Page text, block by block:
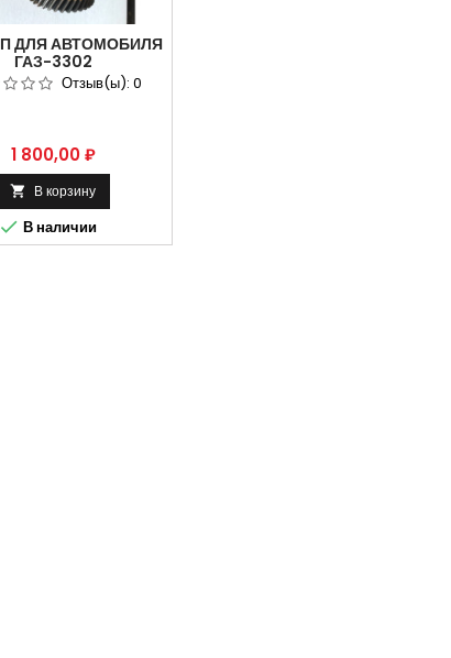
ДЛЯ АВТОМОБИЛЯ
ГАЗ-3302
Z 36
3302-1701310
Отзыв(ы): 0
Цена
1 800,00 ₽
 В корзину
 В наличии